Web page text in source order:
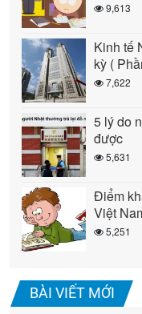
9,613
Kinh tế
kỳ (
7,622
5 lý do
được
5,631
Điểm
Việt
5,251
BÀI VIẾT MỚI